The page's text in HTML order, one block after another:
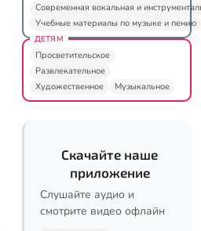
Современная вокальная и
Учебные материалы по музыке и пению
ДЕТЯМ
Просветительское
Развлекательное
Художественное
Музыкальное
Скачайте наше
приложение
Слушайте аудио и
смотрите видео офлайн